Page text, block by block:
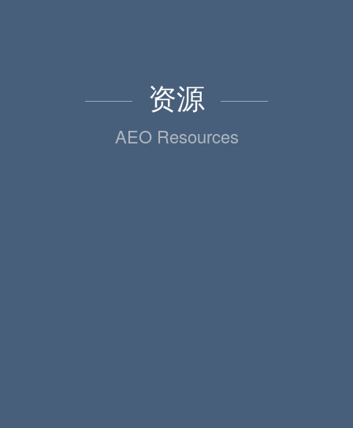
资源
AEO Resources